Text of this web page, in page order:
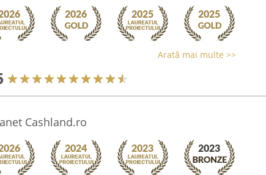
Arată mai multe >>
Cashland.ro